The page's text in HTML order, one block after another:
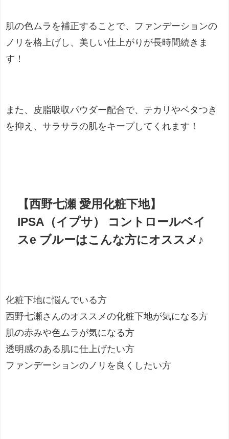
肌の色ムラを補正することで、ファンデーションの
ノリを格上げし、美しい仕上がりが長時間続きま
す！
また、皮脂吸収パウダー配合で、テカリやベタつき
を抑え、サラサラの肌をキープしてくれます！
【西野七瀬 愛用化粧下地】
IPSA（イプサ） コントロールベイ
スe ブルーはこんな方にオススメ♪
化粧下地に悩んでいる方
西野七瀬さんのオススメの化粧下地が気になる方
肌の赤みや色ムラが気になる方
透明感のある肌に仕上げたい方
ファンデーションのノリを良くしたい方